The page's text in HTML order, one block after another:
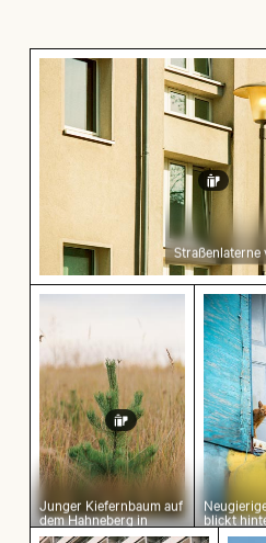
Straßenlaterne vor
Straßenlaterne
Junger Kiefernbaum
Junger Kiefernbaum auf
dem Hahneberg in
Berlin
blickt
hervor
Modernes